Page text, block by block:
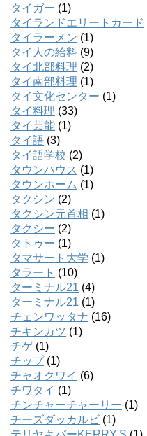
タイガー (1)
タイランドエリートカード
タイラーメン (1)
タイ人の給料 (9)
タイ北部料理 (2)
タイ南部料理 (1)
タイ文化センター (1)
タイ料理 (33)
タイ芸能 (1)
タイ語 (3)
タイ語学校 (2)
タウンハウス (1)
タウンホーム (1)
タクシン (2)
タクシン元首相 (1)
タクシー (2)
タトゥー (1)
タマサート大学 (1)
タラート (10)
ターミナル21 (4)
ターミナル21 (1)
チェンワッタナ (16)
チキンカツ (1)
チゲ(1)
チップ(1)
チャオクワイ (6)
チワタイ (1)
チンチャーチャーリー (1)
チーズダッカルビ (1)